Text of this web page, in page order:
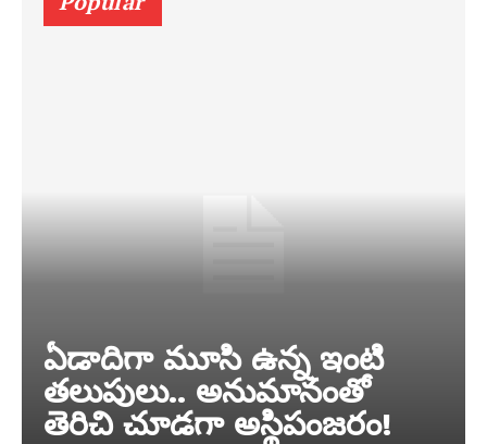
ఏడాదిగా మూసి ఉన్న ఇంటి
తలుపులు.. అనుమానంతో
తెరిచి చూడగా అస్థిపంజరం!